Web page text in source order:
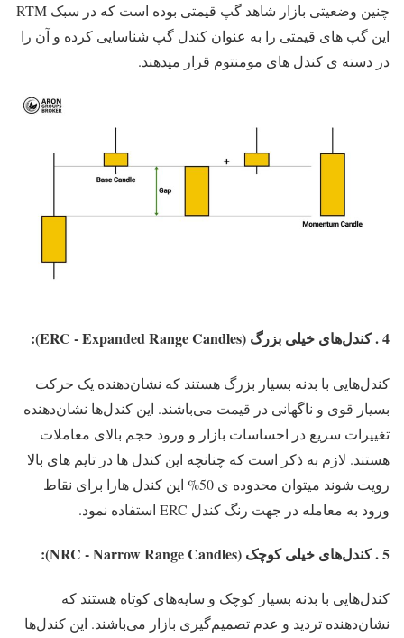
چنین وضعیتی بازار شاهد گپ قیمتی بوده است که در سبک RTM
این گپ های قیمتی را به عنوان کندل گپ شناسایی کرده و آن را
در دسته ی کندل های مومنتوم قرار میدهند.
4 . کندل‌های خیلی بزرگ (ERC - Expanded Range Candles):
کندل‌هایی با بدنه بسیار بزرگ هستند که نشان‌دهنده یک حرکت
بسیار قوی و ناگهانی در قیمت می‌باشند. این کندل‌ها نشان‌دهنده
تغییرات سریع در احساسات بازار و ورود حجم بالای معاملات
هستند. لازم به ذکر است که چنانچه این کندل ها در تایم های بالا
رویت شوند میتوان محدوده ی 50% این کندل هارا برای نقاط
ورود به معامله در جهت رنگ کندل ERC استفاده نمود.
5 . کندل‌های خیلی کوچک (NRC - Narrow Range Candles):
کندل‌هایی با بدنه بسیار کوچک و سایه‌های کوتاه هستند که
نشان‌دهنده تردید و عدم تصمیم‌گیری بازار می‌باشند. این کندل‌ها